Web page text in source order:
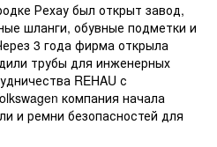
Рехау был открыт завод,
шланги, обувные подметки и
3 года фирма открыла
трубы для инженерных
REHAU с
компания начала
и ремни безопасностей для